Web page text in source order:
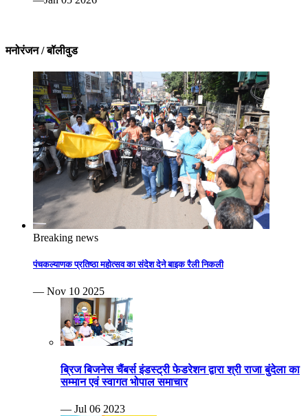
मनोरंजन / बॉलीवुड
Breaking news
पंचकल्याणक प्रतिष्ठा महोत्सव का संदेश देने बाइक रैली निकली
— Nov 10 2025
ब्रिज बिजनेस चैंबर्स इंडस्ट्री फेडरेशन द्वारा श्री राजा बुंदेला का
सम्मान एवं स्वागत भोपाल समाचार
— Jul 06 2023